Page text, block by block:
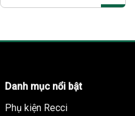
Danh mục nổi bật
Phụ kiện Recci